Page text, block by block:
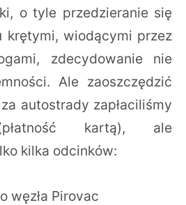
o tyle przedzieranie się
krętymi, wiodącymi przez
zdecydowanie nie
Ale zaoszczędzić
autostrady zapłaciliśmy
kartą), ale
kilka odcinków:
węzła Pirovac